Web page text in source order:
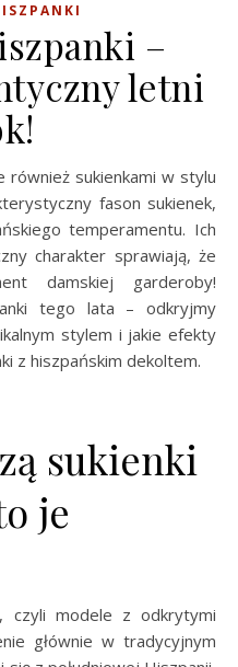
–
letni
również sukienkami w stylu
fason sukienek,
temperamentu. Ich
charakter sprawiają, że
damskiej garderoby!
tego lata – odkryjmy
stylem i jakie efekty
z hiszpańskim dekoltem.
sukienki
je
czyli modele z odkrytymi
głównie w tradycyjnym